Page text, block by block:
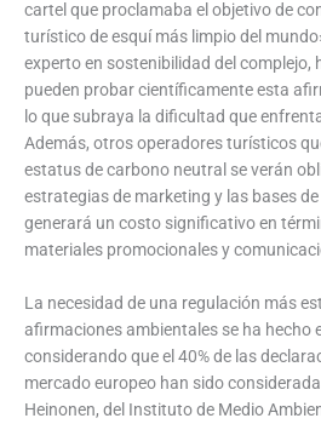
cartel que proclamaba el objetivo de
turístico de esquí más limpio del
experto en sostenibilidad del complejo,
pueden probar científicamente esta
lo que subraya la dificultad que
Además, otros operadores turísticos
estatus de carbono neutral se verán
estrategias de marketing y las bases
generará un costo significativo en
materiales promocionales y
La necesidad de una regulación más
afirmaciones ambientales se ha hecho
considerando que el 40% de las
mercado europeo han sido
Heinonen, del Instituto de Medio